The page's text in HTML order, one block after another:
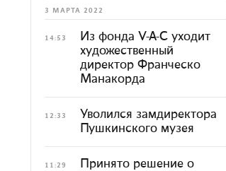
3 МАРТА 2022
14:53
Из фонда V-A-C уходит
художественный
директор Франческо
Манакорда
12:33
Уволился замдиректора
Пушкинского музея
11:29
Принято решение о